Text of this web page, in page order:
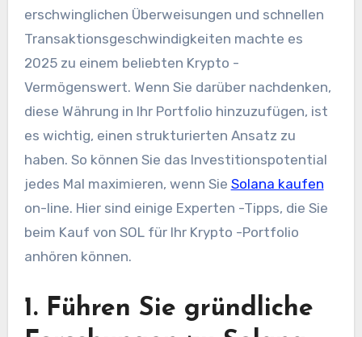
erschwinglichen Überweisungen und schnellen
Transaktionsgeschwindigkeiten machte es
2025 zu einem beliebten Krypto -
Vermögenswert. Wenn Sie darüber nachdenken,
diese Währung in Ihr Portfolio hinzuzufügen, ist
es wichtig, einen strukturierten Ansatz zu
haben. So können Sie das Investitionspotential
jedes Mal maximieren, wenn Sie Solana kaufen
on-line. Hier sind einige Experten -Tipps, die Sie
beim Kauf von SOL für Ihr Krypto -Portfolio
anhören können.
1. Führen Sie gründliche